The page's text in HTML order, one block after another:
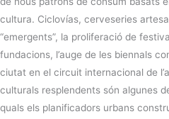
cultura. Ciclovías, cerveseries
“emergents”, la proliferació de
fundacions, l’auge de les biennals
ciutat en el circuit internacional de
culturals resplendents són algunes
quals els planificadors urbans